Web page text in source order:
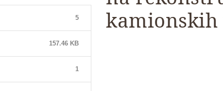
5
157.46 KB
1
kamionskih